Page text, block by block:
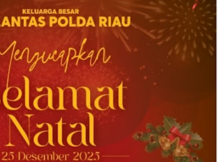
08-04 20:17:41 Univar Solutions LLC
Univar Solutions Mengakuisisi H.M.
Memperluas Jangkauan di Pasar
Bahan Aditif untuk Karet, Plastik, dan
Perekat di Amerika Serikat
Memperkuat layanan dan rantai pasok di
pasar utama AS dengan memadukan
satu abad keahlian teknis dan hubungan
pelanggan yang dilandasi kepercayaan
GROVE, Illinois, Aug. 04, 2026 ...